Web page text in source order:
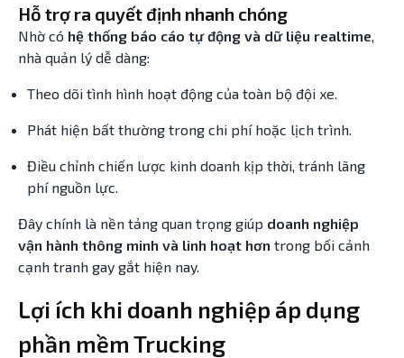
Hỗ trợ ra quyết định nhanh chóng
Nhờ có hệ thống báo cáo tự động và dữ liệu realtime
nhà quản lý dễ dàng:
Theo dõi tình hình hoạt động của toàn bộ đội xe.
Phát hiện bất thường trong chi phí hoặc lịch trình.
Điều chỉnh chiến lược kinh doanh kịp thời, tránh lãng
phí nguồn lực.
Đây chính là nền tảng quan trọng giúp doanh nghiệp
vận hành thông minh và linh hoạt hơn trong bối cảnh
cạnh tranh gay gắt hiện nay.
Lợi ích khi doanh nghiệp áp dụng
phần mềm Trucking